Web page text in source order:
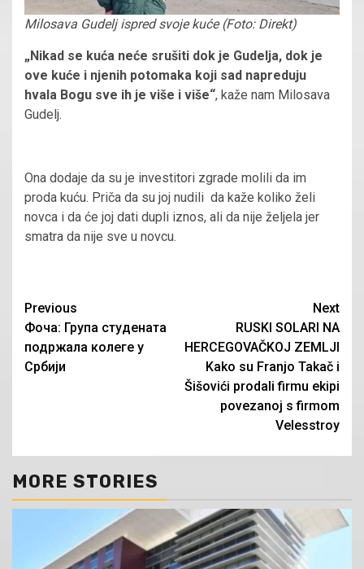
Milosava Gudelj ispred svoje kuće (Foto: Direkt)
„Nikad se kuća neće srušiti dok je Gudelja, dok je
ove kuće i njenih potomaka koji sad napreduju
hvala Bogu sve ih je više i više“, kaže nam Milosava
Gudelj.
Ona dodaje da su je investitori zgrade molili da im
proda kuću. Priča da su joj nudili da kaže koliko želi
novca i da će joj dati dupli iznos, ali da nije željela jer
smatra da nije sve u novcu.
Continue
Reading
Previous
Фоча: Група студената
подржала колеге у
Србији
Next
RUSKI SOLARI NA
HERCEGOVAČKOJ ZEMLJI
Kako su Franjo Takač i
Šišovići prodali firmu ekipi
povezanoj s firmom
Velesstroy
MORE STORIES